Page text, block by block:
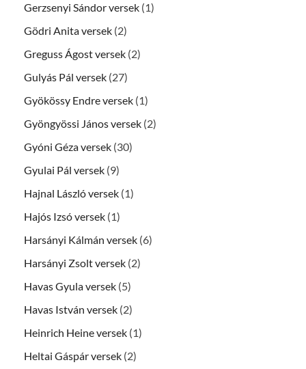
Gerzsenyi Sándor versek (1)
Gödri Anita versek (2)
Greguss Ágost versek (2)
Gulyás Pál versek (27)
Gyökössy Endre versek (1)
Gyöngyössi János versek (2)
Gyóni Géza versek (30)
Gyulai Pál versek (9)
Hajnal László versek (1)
Hajós Izsó versek (1)
Harsányi Kálmán versek (6)
Harsányi Zsolt versek (2)
Havas Gyula versek (5)
Havas István versek (2)
Heinrich Heine versek (1)
Heltai Gáspár versek (2)